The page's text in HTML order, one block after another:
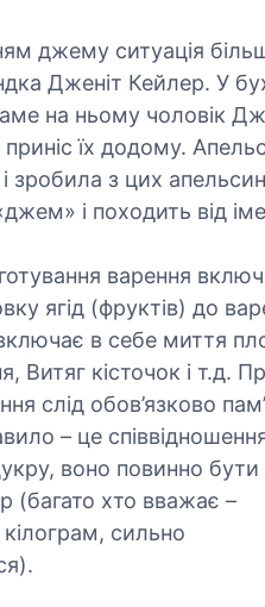
джему ситуація
Дженіт Кейлер. У
на ньому чоловік
приніс їх додому.
і зробила з цих
і походить від
варення
ягід (фруктів) до
в себе миття
Витяг кісточок і т.д.
слід обов’язково
– це
воно повинно бути
(багато хто вважає –
сильно